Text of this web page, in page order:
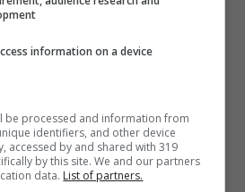
information on a device
be processed and information from
identifiers, and other device
accessed by and shared with 319
by this site. We and our partners
data. List of partners.